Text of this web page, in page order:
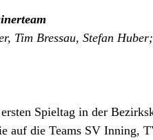
Tim Bressau, Stefan
Spieltag in der
auf die Teams SV Inning,